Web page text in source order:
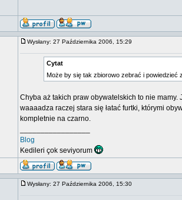
Wysłany: 27 Października 2006, 15:29
Cytat
Może by się tak zbiorowo zebrać i powiedzieć
Chyba aż takich praw obywatelskich to nie mamy.
waaaadza raczej stara się łatać furtki, którymi
kompletnie na czarno.
Blog
Kedileri çok seviyorum
Wysłany: 27 Października 2006, 15:30